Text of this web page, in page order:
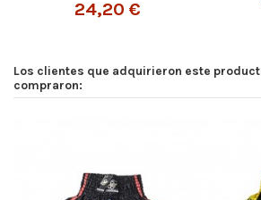
24,20 €
Los clientes que adquirieron este
compraron: